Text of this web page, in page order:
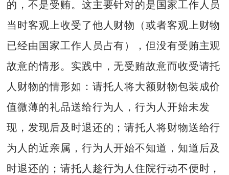
的，不是受贿。这主要针对的是国家工作人员
当时客观上收受了他人财物（或者客观上财物
已经由国家工作人员占有），但没有受贿主观
故意的情形。实践中，无受贿故意而收受请托
人财物的情形如：请托人将大额财物包装成价
值微薄的礼品送给行为人，行为人开始未发
现，发现后及时退还的；请托人将财物送给行
为人的近亲属，行为人开始不知道，知道后及
时退还的；请托人趁行为人住院行动不便时，